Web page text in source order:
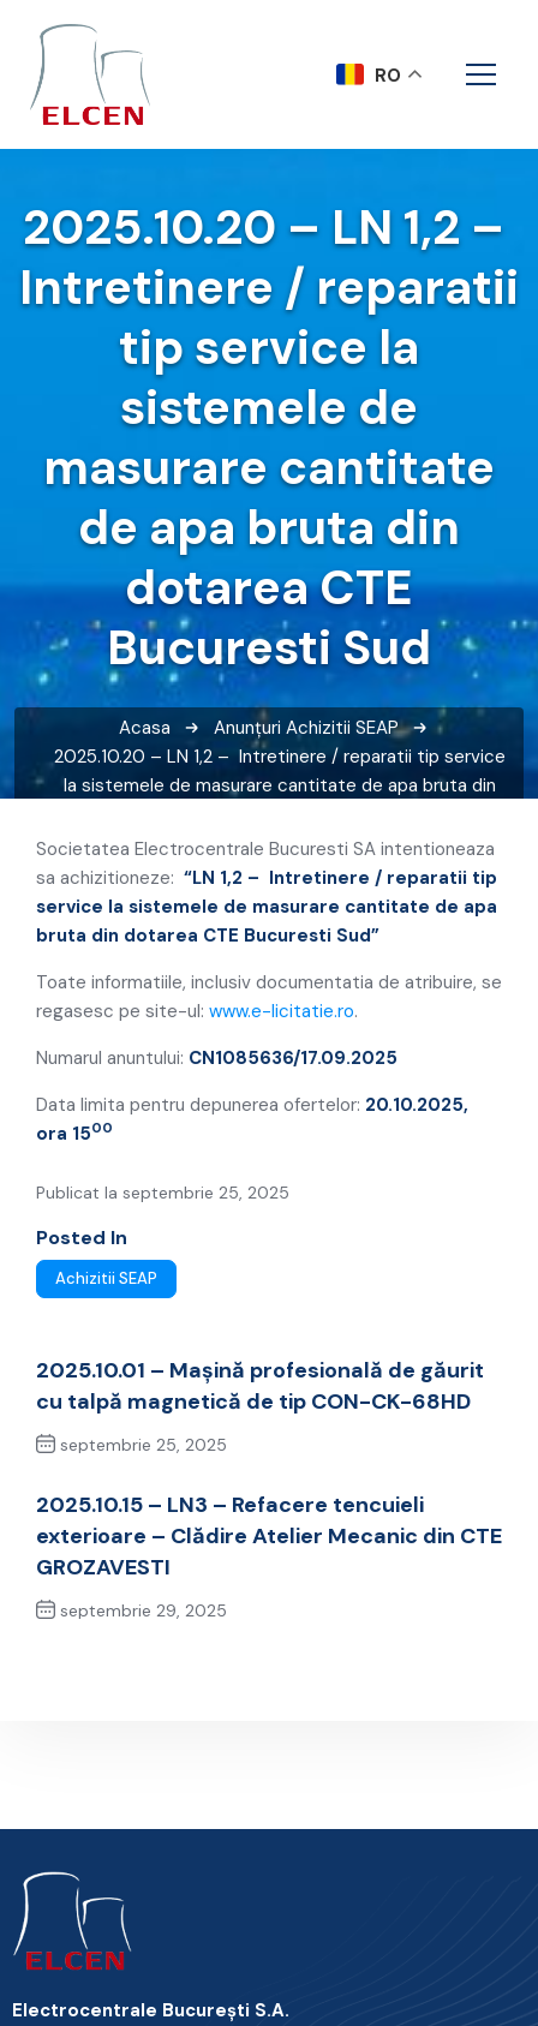
2025.10.20 – LN 1,2 –
Intretinere / reparatii
tip service la
sistemele de
masurare cantitate
de apa bruta din
dotarea CTE
Bucuresti Sud
Acasa Anunțuri Achizitii SEAP
2025.10.20 – LN 1,2 – Intretinere / reparatii tip service
la sistemele de masurare cantitate de apa bruta din
Societatea Electrocentrale Bucuresti SA intentioneaza
sa achizitioneze: “LN 1,2 – Intretinere / reparatii tip
service la sistemele de masurare cantitate de apa
bruta din dotarea CTE Bucuresti Sud”
Toate informatiile, inclusiv documentatia de atribuire, se
regasesc pe site-ul: www.e-licitatie.ro.
Numarul anuntului: CN1085636/17.09.2025
Data limita pentru depunerea ofertelor: 20.10.2025,
ora 1500
Publicat la septembrie 25, 2025
Posted In
Achizitii SEAP
2025.10.01 – Mașină profesională de găurit
cu talpă magnetică de tip CON-CK-68HD
septembrie 25, 2025
2025.10.15 – LN3 – Refacere tencuieli
exterioare – Clădire Atelier Mecanic din CTE
GROZAVESTI
septembrie 29, 2025
Electrocentrale Bucureşti S.A.
RO